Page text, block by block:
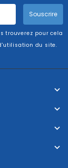
Souscrire
trouverez pour cela
du site.